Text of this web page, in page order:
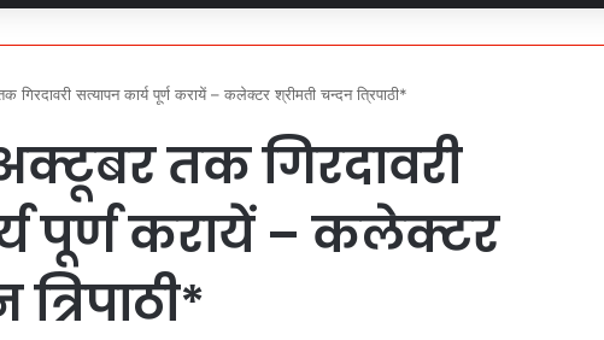
for
गिरदावरी सत्यापन कार्य पूर्ण करायें – कलेक्टर श्रीमती चन्दन त्रिपाठी*
तक गिरदावरी
पूर्ण करायें – कलेक्टर